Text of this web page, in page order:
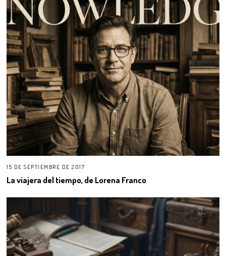
15 DE SEPTIEMBRE DE 2017
La viajera del tiempo, de Lorena Franco